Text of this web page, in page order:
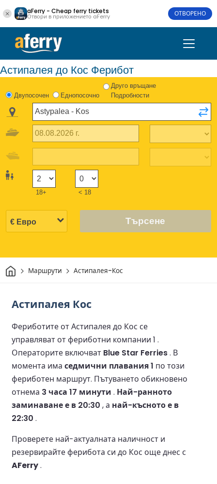
aFerry - Cheap ferry tickets
Отвори в приложението aFerry ОТВОРЕНО
Астипалея до Кос Ферибот
Двупосочен Еднопосочно
Друго връщане
Подробности
18+ < 18
Търсене
Начало
Маршрути Астипалея-Кос
Астипалея Кос
Фериботите от Астипалея до Кос се
управляват от фериботни компании 1 .
Операторите включват Blue Star Ferries. В
момента има седмични плавания 1 по този
фериботен маршрут. Пътуването обикновено
отнема 3 часа 17 минути . Най-ранното
заминаване е в 20:30 , а най-късното е в
22:30 .
Проверете най-актуалната наличност и
резервирайте ферибота си до Кос още днес с
AFerry.